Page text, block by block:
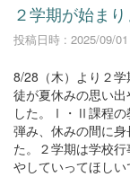
２学期が始ま
投稿日時 : 2025/09/01
8/28（木）より２
徒が夏休みの思い
した。Ⅰ・Ⅱ課程の
弾み、休みの間に
た。２学期は学校
やしていってほしい